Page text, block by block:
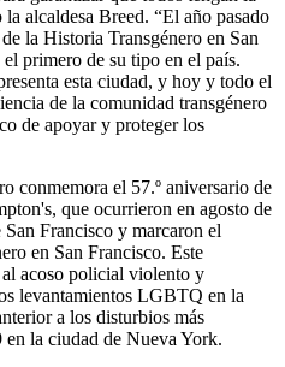
alcaldesa Breed. “El año pasado
la Historia Transgénero en San
primero de su tipo en el país.
esta ciudad, y hoy y todo el
de la comunidad transgénero
de apoyar y proteger los
conmemora el 57.º aniversario de
que ocurrieron en agosto de
Francisco y marcaron el
en San Francisco. Este
acoso policial violento y
levantamientos LGBTQ en la
a los disturbios más
la ciudad de Nueva York.